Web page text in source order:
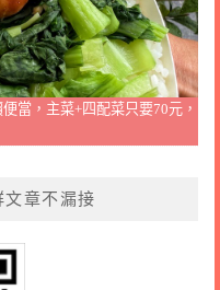
當，主菜+四配菜只要70元，
章不漏接